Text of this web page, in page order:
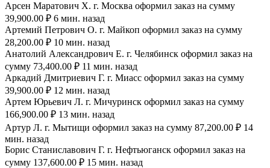
Арсен Маратович Х. г. Москва оформил заказ на сумму
39,900.00 ₽ 6 мин. назад
Артемий Петрович О. г. Майкоп оформил заказ на сумму
28,200.00 ₽ 10 мин. назад
Анатолий Александрович Е. г. Челябинск оформил заказ на
сумму 73,400.00 ₽ 11 мин. назад
Аркадий Дмитриевич Г. г. Миасс оформил заказ на сумму
39,900.00 ₽ 12 мин. назад
Артем Юрьевич Л. г. Мичуринск оформил заказ на сумму
166,900.00 ₽ 13 мин. назад
Артур Л. г. Мытищи оформил заказ на сумму 87,200.00 ₽ 14
мин. назад
Борис Станиславович Г. г. Нефтьюганск оформил заказ на
сумму 137,600.00 ₽ 15 мин. назад